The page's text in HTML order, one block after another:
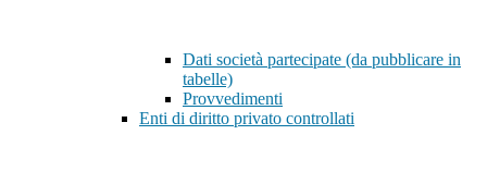
Dati società partecipate (da pubblicare in
tabelle)
Provvedimenti
Enti di diritto privato controllati